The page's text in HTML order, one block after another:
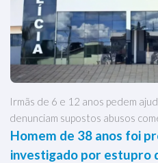
Irmãs de 6 e 12 anos pedem
denunciam supostos abusos
Homem de 38 anos foi
investigado por estupro